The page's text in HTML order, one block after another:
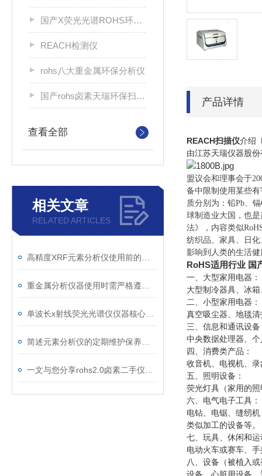
国产X荧光光谱ROHS环保分析仪
REACH检测仪
rohs八大重金属环保分析仪
国产rohs卤素天瑞环保扫描仪
查看全部
相关文章
RELATED ARTICLES
产品详情
REACH扫描仪介绍
由江苏天瑞仪器股
盟议会和理事会于
备中限制使用某些有
质分别为：铅Pb、
球制造业大国，也
法》，内容类似
纺织品、家具、日
影响到人类的生活
RoHS适用行业 国
一、大型家用电器：
大型制冷器具、冰
二、小型家用电器：
真空吸尘器、地毯
三、信息和通讯设备
中央数据处理器、
四、消费类产品：
收音机、电视机、
五、照明设备：
荧光灯具（家用的
六、电气电子工具：
电钻、电锯、缝纫
类似加工的设备等。
七、玩具、休闲和
电动火车或赛车、
八、设备（被植入